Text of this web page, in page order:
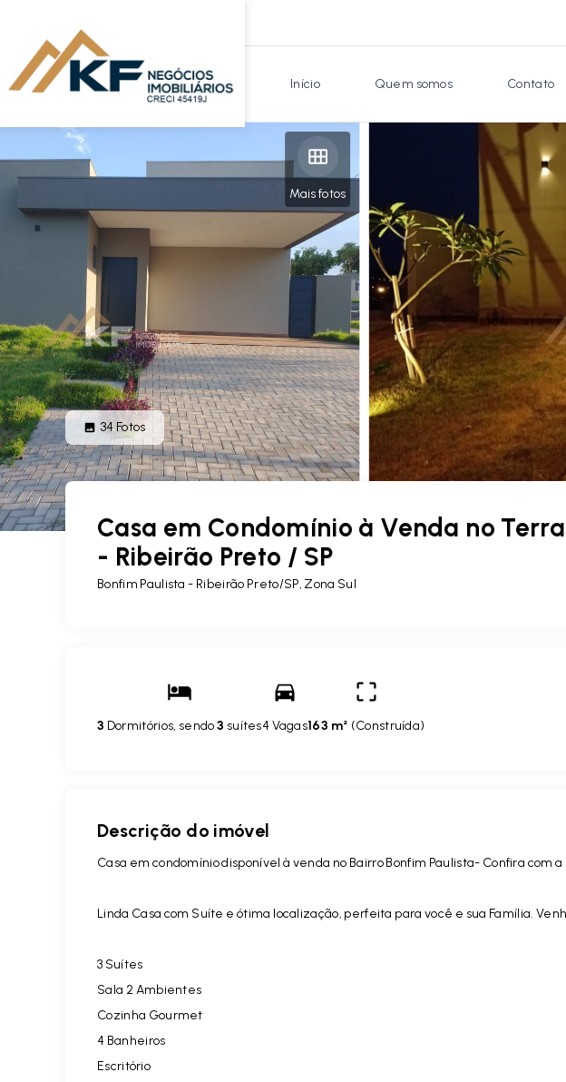
Início Quem somos Contato
Mais fotos
34Fotos
Casa em Condomínio à Venda no
- Ribeirão Preto / SP
Bonfim Paulista - Ribeirão Preto/SP, Zona Sul
3 Dormitórios, sendo3 suítes4 Vagas163 m² (Construída)
Descrição do imóvel
Casa em condomínio disponível à venda no Bairro Bonfim Paulista- Confira com a
Linda Casa com Suíte e ótima localização, perfeita para você e sua Família.
3 Suítes
Sala 2 Ambientes
Cozinha Gourmet
4 Banheiros
Escritório